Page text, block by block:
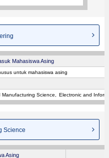
Mahasiswa Asing
untuk mahasiswa asing
Manufacturing Science Electronic and
Science
Asing